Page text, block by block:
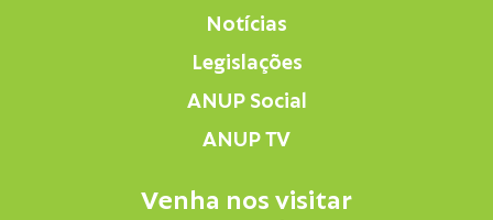
Notícias
Legislações
ANUP Social
ANUP TV
Venha nos visitar